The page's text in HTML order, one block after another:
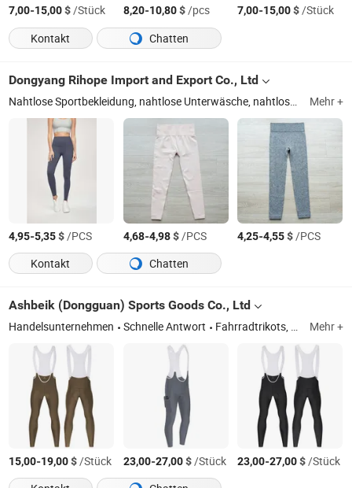
7,00-15,00$/Stück 8,20-10,80$/pcs 7,00-15,00$/Stück
Kontakt
Chatten
Dongyang Rihope Import and Export Co., Ltd
Mehr +
4,95-5,35$/PCS 4,68-4,98$/PCS 4,25-4,55$/PCS
Kontakt
Chatten
Ashbeik (Dongguan) Sports Goods Co., Ltd
Handelsunternehmen Schnelle Antwort Fahrradtrikots, Sportbekleidung Mehr +
15,00-19,00$/Stück 23,00-27,00$/Stück 23,00-27,00$/Stück